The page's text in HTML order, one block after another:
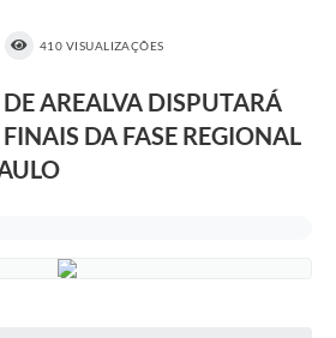
410 VISUALIZAÇÕES
AREALVA DISPUTARÁ
DA FASE REGIONAL